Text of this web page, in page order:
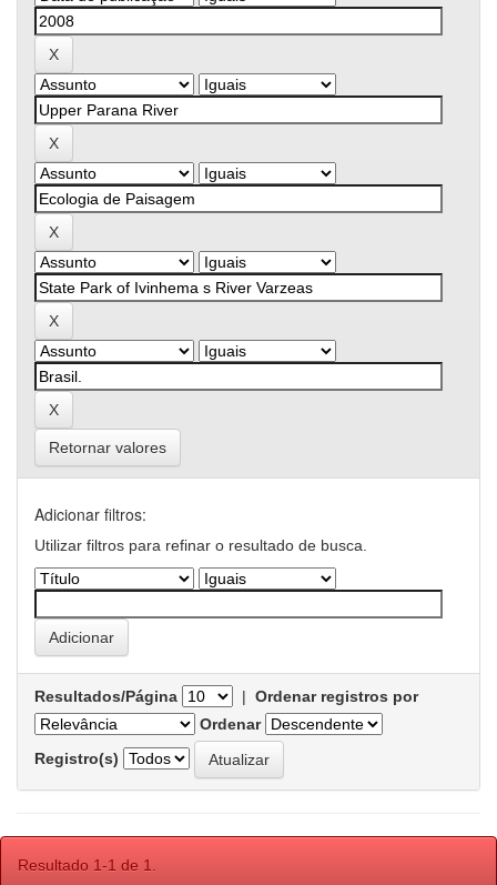
Retornar valores
Adicionar filtros:
Utilizar filtros para refinar o resultado de busca.
Resultados/Página | Ordenar registros por
Ordenar
Registro(s)
Resultado 1-1 de 1.